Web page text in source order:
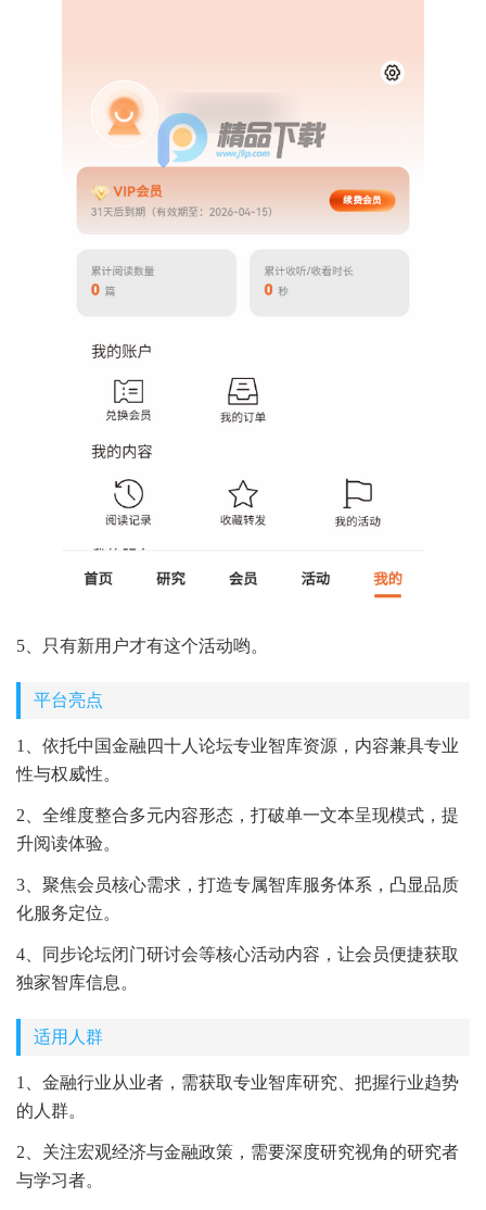
5、只有新用户才有这个活动哟。
平台亮点
1、依托中国金融四十人论坛专业智库资源，内容兼具专业
性与权威性。
2、全维度整合多元内容形态，打破单一文本呈现模式，提
升阅读体验。
3、聚焦会员核心需求，打造专属智库服务体系，凸显品质
化服务定位。
4、同步论坛闭门研讨会等核心活动内容，让会员便捷获取
独家智库信息。
适用人群
1、金融行业从业者，需获取专业智库研究、把握行业趋势
的人群。
2、关注宏观经济与金融政策，需要深度研究视角的研究者
与学习者。